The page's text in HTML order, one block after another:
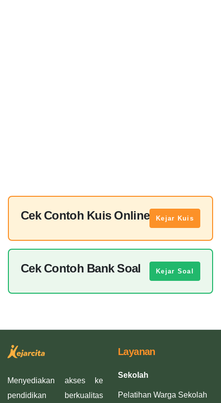
Cek Contoh Kuis Online Kejar Kuis
Cek Contoh Bank Soal Kejar Soal
Menyediakan akses ke
pendidikan berkualitas
Layanan
Sekolah
Pelatihan Warga Sekolah